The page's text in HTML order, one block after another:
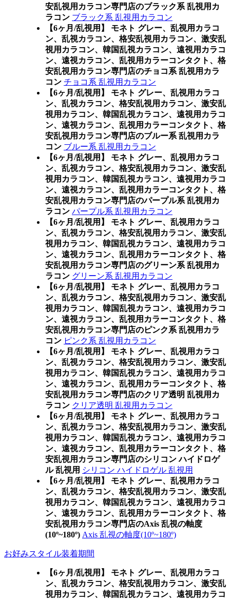
安乱視用カラコン専門店のブラック系 乱視用カ
ラコン ブラック系 乱視用カラコン
【6ヶ月/乱視用】 モネト グレー、乱視用カラコ
ン、乱視カラコン、格安乱視用カラコン、激安乱
視用カラコン、韓国乱視カラコン、遠視用カラコ
ン、遠視カラコン、乱視用カラーコンタクト、格
安乱視用カラコン専門店のチョコ系 乱視用カラ
コン チョコ系 乱視用カラコン
【6ヶ月/乱視用】 モネト グレー、乱視用カラコ
ン、乱視カラコン、格安乱視用カラコン、激安乱
視用カラコン、韓国乱視カラコン、遠視用カラコ
ン、遠視カラコン、乱視用カラーコンタクト、格
安乱視用カラコン専門店のブルー系 乱視用カラ
コン ブルー系 乱視用カラコン
【6ヶ月/乱視用】 モネト グレー、乱視用カラコ
ン、乱視カラコン、格安乱視用カラコン、激安乱
視用カラコン、韓国乱視カラコン、遠視用カラコ
ン、遠視カラコン、乱視用カラーコンタクト、格
安乱視用カラコン専門店のパープル系 乱視用カ
ラコン パープル系 乱視用カラコン
【6ヶ月/乱視用】 モネト グレー、乱視用カラコ
ン、乱視カラコン、格安乱視用カラコン、激安乱
視用カラコン、韓国乱視カラコン、遠視用カラコ
ン、遠視カラコン、乱視用カラーコンタクト、格
安乱視用カラコン専門店のグリーン系 乱視用カ
ラコン グリーン系 乱視用カラコン
【6ヶ月/乱視用】 モネト グレー、乱視用カラコ
ン、乱視カラコン、格安乱視用カラコン、激安乱
視用カラコン、韓国乱視カラコン、遠視用カラコ
ン、遠視カラコン、乱視用カラーコンタクト、格
安乱視用カラコン専門店のピンク系 乱視用カラ
コン ピンク系 乱視用カラコン
【6ヶ月/乱視用】 モネト グレー、乱視用カラコ
ン、乱視カラコン、格安乱視用カラコン、激安乱
視用カラコン、韓国乱視カラコン、遠視用カラコ
ン、遠視カラコン、乱視用カラーコンタクト、格
安乱視用カラコン専門店のクリア透明 乱視用カ
ラコン クリア透明 乱視用カラコン
【6ヶ月/乱視用】 モネト グレー、乱視用カラコ
ン、乱視カラコン、格安乱視用カラコン、激安乱
視用カラコン、韓国乱視カラコン、遠視用カラコ
ン、遠視カラコン、乱視用カラーコンタクト、格
安乱視用カラコン専門店のシリコン ハイドロゲ
ル 乱視用 シリコン ハイドロゲル 乱視用
【6ヶ月/乱視用】 モネト グレー、乱視用カラコ
ン、乱視カラコン、格安乱視用カラコン、激安乱
視用カラコン、韓国乱視カラコン、遠視用カラコ
ン、遠視カラコン、乱視用カラーコンタクト、格
安乱視用カラコン専門店のAxis 乱視の軸度
(10º~180º) Axis 乱視の軸度(10º~180º)
お好みスタイル装着期間
【6ヶ月/乱視用】 モネト グレー、乱視用カラコ
ン、乱視カラコン、格安乱視用カラコン、激安乱
視用カラコン、韓国乱視カラコン、遠視用カラコ